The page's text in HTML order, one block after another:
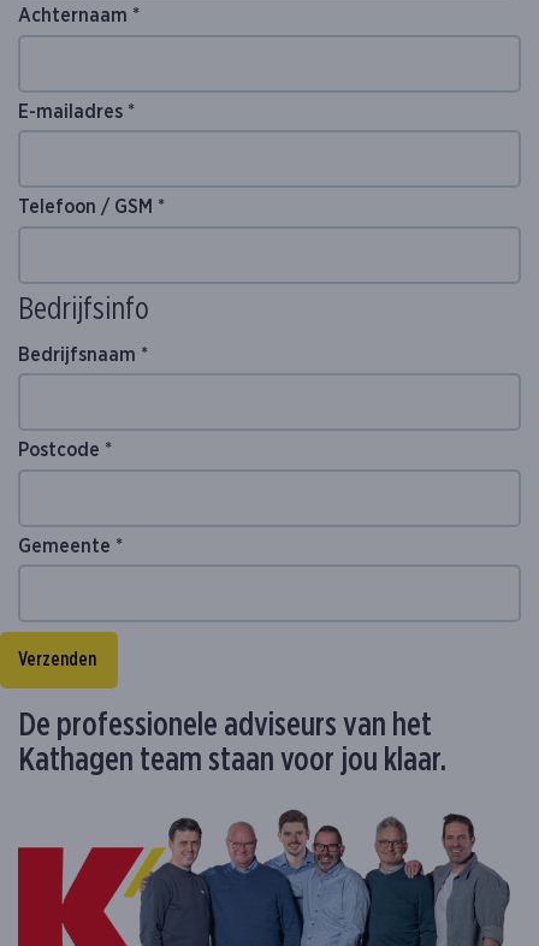
Achternaam *
Gelieve dit veld leeg te laten
E-mailadres *
Telefoon / GSM *
Bedrijfsinfo
Bedrijfsnaam *
Postcode *
Gemeente *
Verzenden
De professionele adviseurs van het
Kathagen team staan voor jou klaar.